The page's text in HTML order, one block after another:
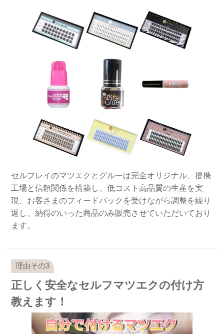
セルフレイのマツエクとグルーは完全オリジナル、提携
工場と信頼関係を構築し、低コスト高品質の生産を実
現、お客さまのフィードバックを受けながら調整を繰り
返し、納得のいった商品のみ販売させていただいており
ます。
正しく安全なセルフマツエクの付け方
教えます！